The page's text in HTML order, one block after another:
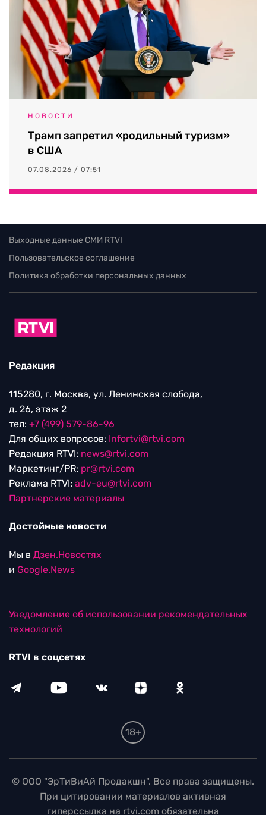
НОВОСТИ
Трамп запретил «родильный туризм»
в США
07.08.2026 / 07:51
Выходные данные СМИ RTVI
Пользовательское соглашение
Политика обработки персональных данных
Редакция
115280, г. Москва, ул. Ленинская слобода,
д. 26, этаж 2
тел: +7 (499) 579-86-96
Для общих вопросов: Infortvi@rtvi.com
Редакция RTVI: news@rtvi.com
Маркетинг/PR: pr@rtvi.com
Реклама RTVI: adv-eu@rtvi.com
Партнерские материалы
Достойные новости
Мы в Дзен.Новостях
и Google.News
Уведомление об использовании рекомендательных
технологий
RTVI в соцсетях
18+
© ООО "ЭрТиВиАй Продакшн". Все права защищены.
При цитировании материалов активная
гиперссылка на rtvi.com обязательна